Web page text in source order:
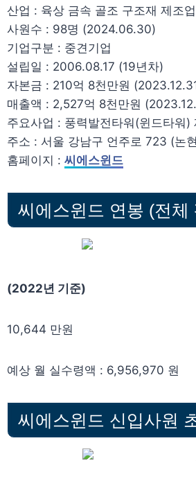
산업 : 육상 금속 골조 구조재 제조업
사원수 : 98명 (2024.06.30)
기업구분 : 중견기업
설립일 : 2006.08.17 (19년차)
자본금 : 210억 8천만원
매출액 : 2,527억 8천만원
주요사업 : 풍력발전타워(윈드타워)
주소 : 서울 강남구 언주로 723 (논
홈페이지 : 씨에스윈드
씨에스윈드 연봉 (전체
(2022년 기준)
10,644 만원
예상 월 실수령액 : 6,956,970 원
씨에스윈드 신입사원